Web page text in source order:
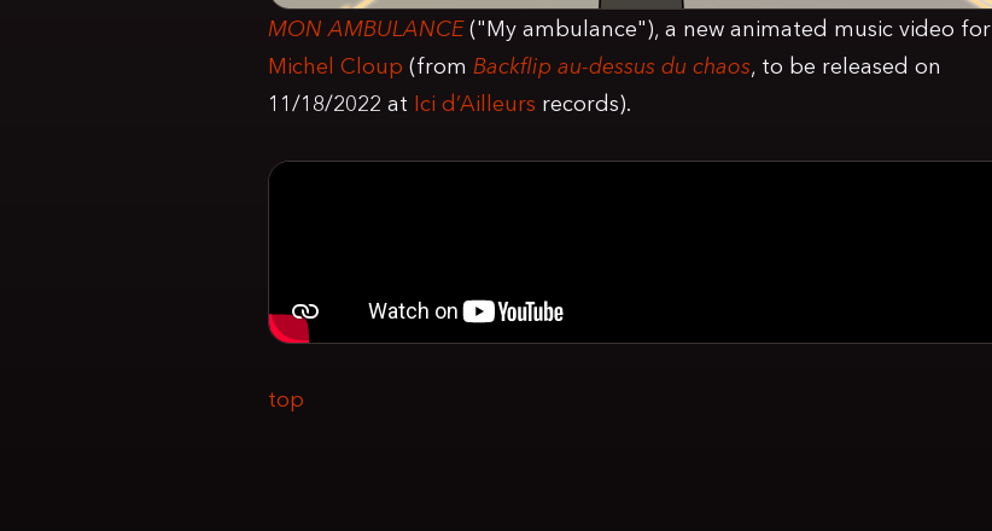
MON AMBULANCE ("My ambulance"), a new animated music video for
Michel Cloup (from Backflip au-dessus du chaos, to be released on
11/18/2022 at
Ici d’Ailleurs records).
top